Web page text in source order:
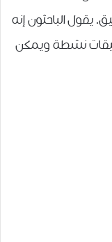
يقول الباحثون إنه
نشطة ويمكن